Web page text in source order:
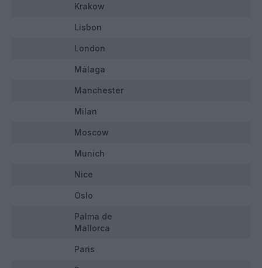
Krakow
Lisbon
London
Málaga
Manchester
Milan
Moscow
Munich
Nice
Oslo
Palma de
Mallorca
Paris